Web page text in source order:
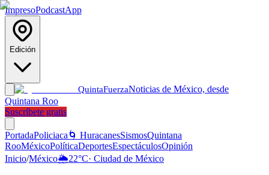
ImpresoPodcastApp
Edición
QuintaFuerzaNoticias de México, desde
Quintana Roo
Suscríbete gratis
PortadaPoliciaca 🌀 HuracanesSismosQuintana
RooMéxicoPolíticaDeportesEspectáculosOpinión
Inicio/México🌦️22°C· Ciudad de México